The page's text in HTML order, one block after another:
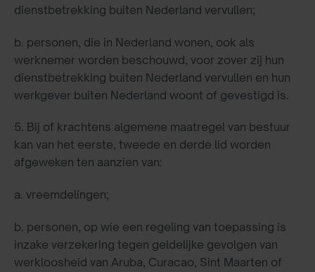
dienstbetrekking buiten Nederland vervullen;
b. personen, die in Nederland wonen, ook als
werknemer worden beschouwd, voor zover zij hun
dienstbetrekking buiten Nederland vervullen en hun
werkgever buiten Nederland woont of gevestigd is.
5. Bij of krachtens algemene maatregel van bestuur
kan van het eerste, tweede en derde lid worden
afgeweken ten aanzien van:
a. vreemdelingen;
b. personen, op wie een regeling van toepassing is
inzake verzekering tegen geldelijke gevolgen van
werkloosheid van Aruba, Curacao, Sint Maarten of